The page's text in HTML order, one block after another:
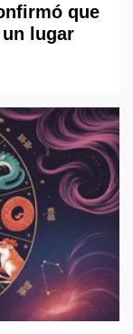
que
lugar